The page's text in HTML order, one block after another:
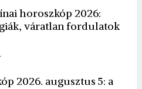
horoszkóp 2026:
váratlan fordulatok
2026. augusztus 5: a